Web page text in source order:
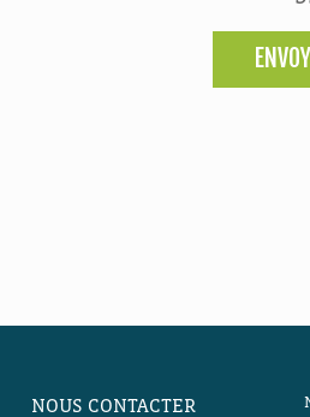
NOUS CONTACTER